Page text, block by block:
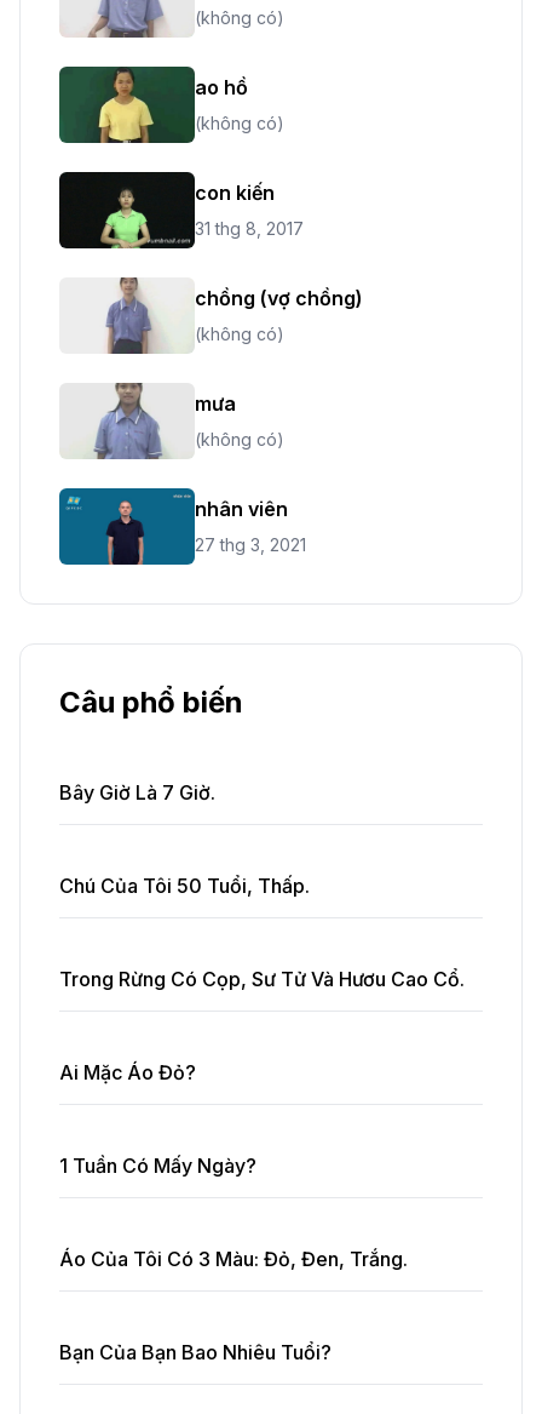
(không có)
ao hồ
(không có)
con kiến
31 thg 8, 2017
chồng (vợ chồng)
(không có)
mưa
(không có)
nhân viên
27 thg 3, 2021
Câu phổ biến
Bây Giờ Là 7 Giờ.
Chú Của Tôi 50 Tuổi, Thấp.
Trong Rừng Có Cọp, Sư Tử Và Hươu Cao Cổ.
Ai Mặc Áo Đỏ?
1 Tuần Có Mấy Ngày?
Áo Của Tôi Có 3 Màu: Đỏ, Đen, Trắng.
Bạn Của Bạn Bao Nhiêu Tuổi?